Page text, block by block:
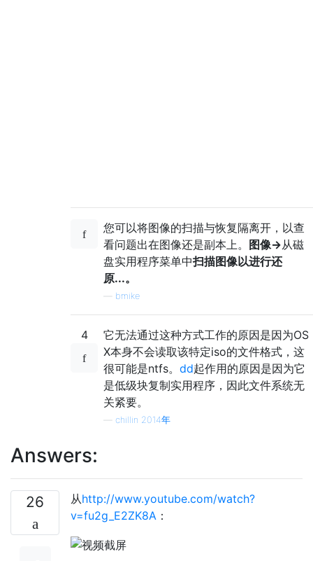
您可以将图像的扫描与恢复隔离开，以查
看问题出在图像还是副本上。
图像->从磁
盘实用程序菜单中扫描图像以进行还
原...。
bmike
4
它无法通过这种方式工作的原因是因为OS
X本身不会读取该特定iso的文件格式，这
很可能是ntfs。 dd起作用的原因是因为它
是低级块复制实用程序，因此文件系统无
关紧要。
chillin 2014年
Answers:
26 从http://www.youtube.com/watch?
v=fu2g_E2ZK8A ：